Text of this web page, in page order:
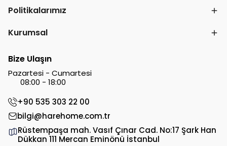
Politikalarımız
Kurumsal
Bize Ulaşın
Pazartesi - Cumartesi
08:00 - 18:00
+90 535 303 22 00
bilgi@harehome.com.tr
Rüstempaşa mah. Vasıf Çınar Cad. No:17 Şark Han
Dükkan 111 Mercan Eminönü İstanbul